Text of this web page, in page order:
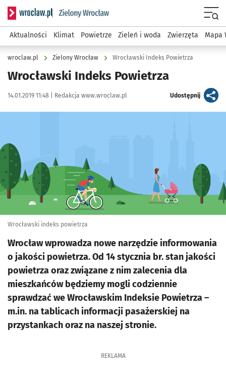
Serwis informacyjny wroclaw.pl podserwis: Środowisko we
Aktualności Klimat Powietrze Zieleń i woda Zwierzęta Mapa
wroclaw.pl Zielony Wrocław Wrocławski Indeks Powietrza
Wrocławski Indeks Powietrza
Data publikacji:
14.01.2019 11:48 | Autor:
Redakcja www.wroclaw.pl Udostępnijartykuł
Wrocławski indeks powietrza
Wrocław wprowadza nowe narzędzie informowania
o jakości powietrza. Od 14 stycznia br. stan jakości
powietrza oraz związane z nim zalecenia dla
mieszkańców będziemy mogli codziennie
sprawdzać we Wrocławskim Indeksie Powietrza –
m.in. na tablicach informacji pasażerskiej na
przystankach oraz na naszej stronie.
REKLAMA